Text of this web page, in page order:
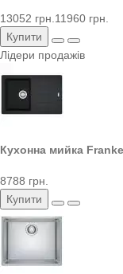
13052 грн.11960 грн.
Купити
Лідери продажів
Кухонна мийка
8788 грн.
Купити